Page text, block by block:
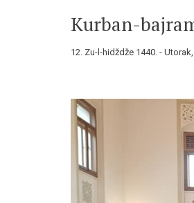
Kurban-
12. Zu-l-hidždže 1440. -